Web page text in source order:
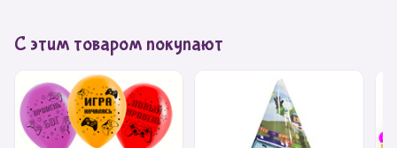
С этим товаром покупают